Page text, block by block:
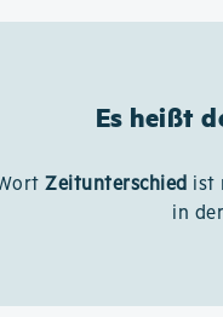
Es heißt
Zeitunterschied ist
in